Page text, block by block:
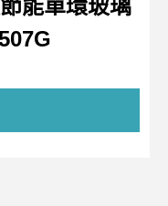
能單環玻璃